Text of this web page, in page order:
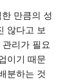
만큼의 성
않다고 보
리가 필요
이기 때문
분하는 것